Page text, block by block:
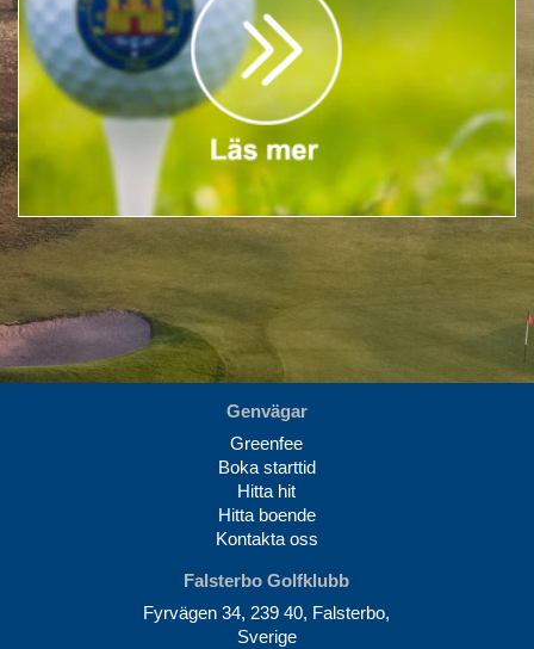
Genvägar
Greenfee
Boka starttid
Hitta hit
Hitta boende
Kontakta oss
Falsterbo Golfklubb
Fyrvägen 34, 239 40, Falsterbo,
Sverige